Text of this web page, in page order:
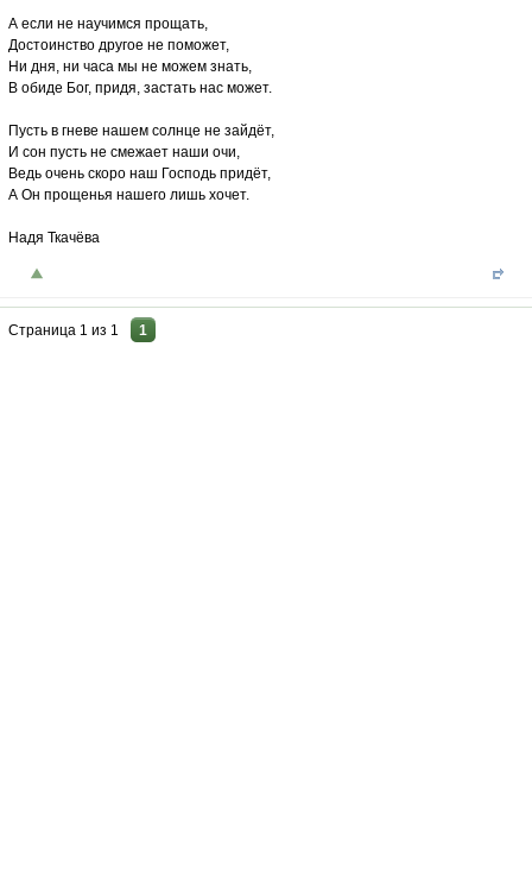
А если не научимся прощать,
Достоинство другое не поможет,
Ни дня, ни часа мы не можем знать,
В обиде Бог, придя, застать нас может.
Пусть в гневе нашем солнце не зайдёт,
И сон пусть не смежает наши очи,
Ведь очень скоро наш Господь придёт,
А Он прощенья нашего лишь хочет.
Надя Ткачёва
Страница 1 из 1 1